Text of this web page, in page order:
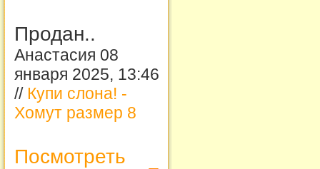
Продан..
Анастасия 08
января 2025, 13:46
// Купи слона! -
Хомут размер 8
Посмотреть